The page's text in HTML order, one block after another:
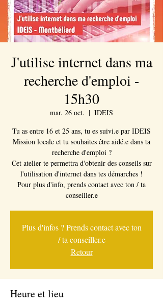
J'utilise internet dans ma
recherche d'emploi -
15h30
mar. 26 oct.
  |
IDEIS
Tu as entre 16 et 25 ans, tu es suivi.e par IDEIS
Mission locale et tu souhaites être aidé.e dans ta
recherche d'emploi ?
Cet atelier te permettra d'obtenir des conseils sur
l'utilisation d'internet dans tes démarches !
Pour plus d'info, prends contact avec ton / ta
conseiller.e
Plus d'infos ? Prends contact avec ton
/ ta conseiller.e
Retour
Heure et lieu